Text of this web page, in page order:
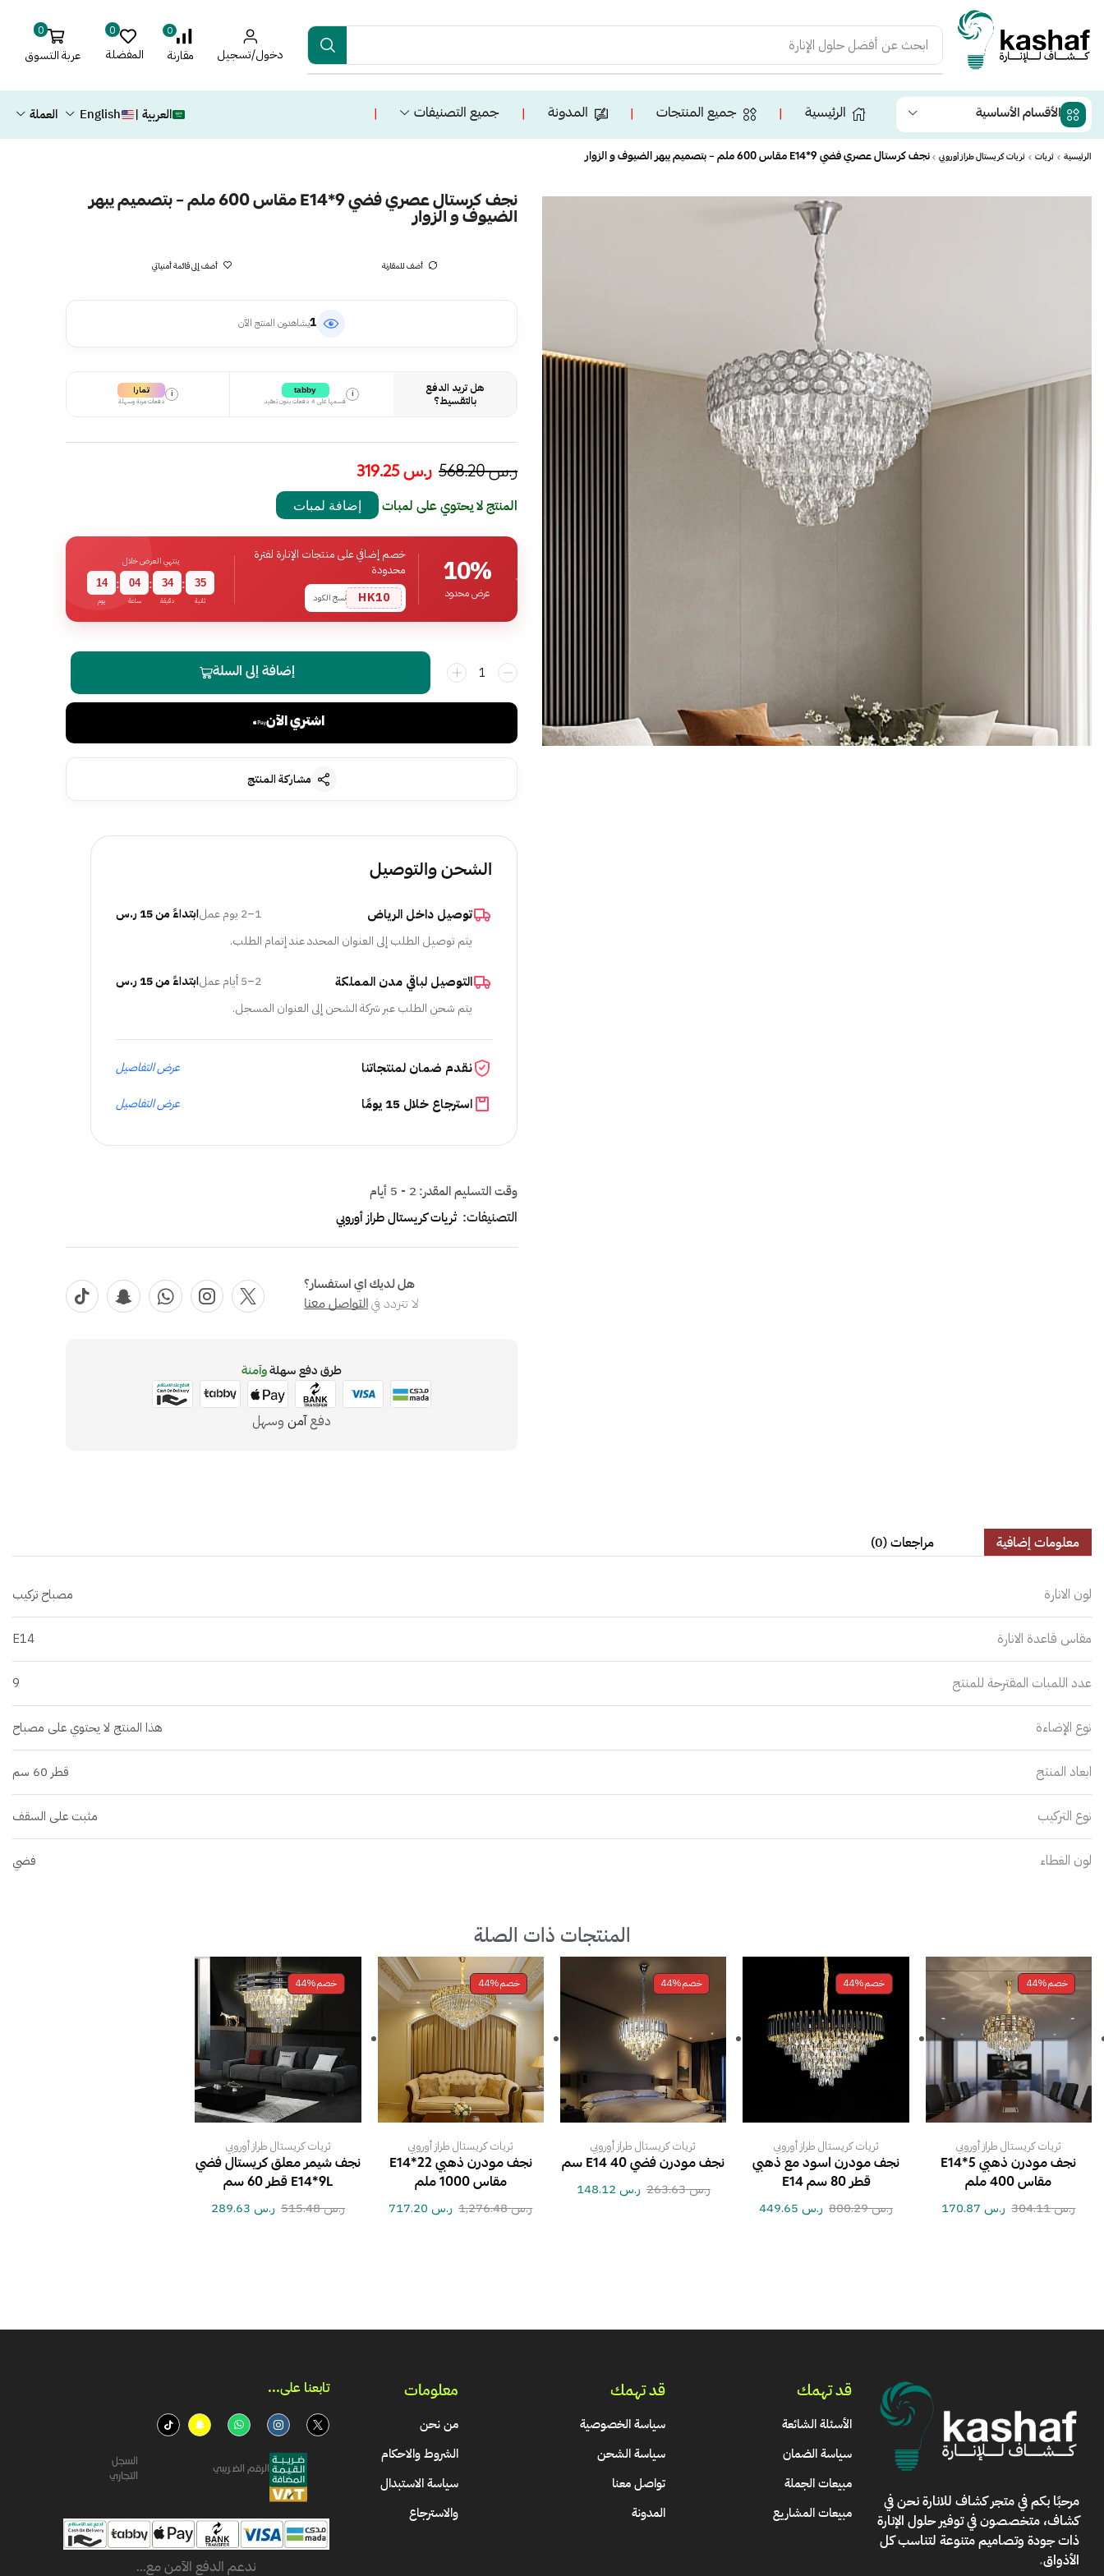
ابحث عن أفضل حلول الإنارة دخول/تسجيل
0
مقارنة
0
المفضلة
0
عربة التسوق
الأقسام الأساسية الرئيسية ❘ جميع المنتجات ❘ المدونة ❘ جميع التصنيفات ❘ العربية | English العملة
الرئيسية ثريات ثريات كريستال طراز أوروبي نجف كرستال عصري فضي E14*9 مقاس 600 ملم – بتصميم يبهر الضيوف و الزوار
نجف كرستال عصري فضي E14*9 مقاس 600 ملم – بتصميم يبهر
الضيوف و الزوار
أضف للمقارنة أضف إلى قائمة أمنياتي
1يشاهدون المنتج الآن
هل تريد الدفع
بالتقسيط؟
i
tabby
قسمها على 4 دفعات بدون تعقيد
i تمارا
دفعات مرنة وسهلة
ر.س568.20 ر.س319.25
المنتج لا يحتوي على لمبات إضافة لمبات
10%
عرض محدود
خصم إضافي على منتجات الإنارة لفترة
محدودة
HK10 نسخ الكود
ينتهي العرض خلال
14
يوم
: 04
ساعة
: 34
دقيقة
: 34
ثانية
إضافة إلى السلة
اشتري الآن
مشاركة المنتج
الشحن والتوصيل
توصيل داخل الرياض 1–2 يوم عمل
ابتداءً من 15 ر.س
يتم توصيل الطلب إلى العنوان المحدد عند إتمام الطلب.
التوصيل لباقي مدن المملكة 2–5 أيام عمل
ابتداءً من 15 ر.س
يتم شحن الطلب عبر شركة الشحن إلى العنوان المسجل.
نقدم ضمان لمنتجاتنا عرض التفاصيل
استرجاع خلال 15 يومًا عرض التفاصيل
وقت التسليم المقدر: 2 - 5 أيام
التصنيفات: ثريات كريستال طراز أوروبي
هل لديك اي استفسار؟
لا تتردد فيالتواصل معنا
طرق دفع سهلةوآمنة
دفعآمنوسهل
معلومات إضافية مراجعات (0)
لون الانارة مصباح تركيب
مقاس قاعدة الانارة E14
عدد اللمبات المقترحة للمنتج 9
نوع الإضاءة هذا المنتج لا يحتوي على مصباح
ابعاد المنتج قطر 60 سم
نوع التركيب مثبت على السقف
لون الغطاء فضي
المنتجات ذات الصلة
خصم44%
ثريات كريستال طراز أوروبي
نجف مودرن ذهبي E14*5
مقاس 400 ملم
ر.س304.11 ر.س
خصم44%
ثريات كريستال طراز أوروبي
نجف مودرن اسود مع ذهبي
قطر 80 سم E14
ر.س800.29 ر.س
خصم44%
ثريات كريستال طراز أوروبي
نجف مودرن فضي E14 40 سم
ر.س263.63 ر.س
خصم44%
ثريات كريستال طراز أوروبي
نجف مودرن ذهبي E14*22
مقاس 1000 ملم
ر.س1,276.48 ر.س
خصم44%
ثريات كريستال طراز أوروبي
نجف شيمر معلق كريستال فضي
E14*9L قطر 60 سم
ر.س515.48 ر.س
مرحبًا بكم فيمتجر كشاف للانارةنحن في
كشاف، متخصصون في توفير حلول الإنارة
ذات جودة وتصاميم متنوعة لتناسب كل
الأذواق.
قد تهمك
الأسئلة الشائعة
سياسة الضمان
مبيعات الجملة
مبيعات المشاريع
قد تهمك
سياسة الخصوصية
سياسة الشحن
تواصل معنا
المدونة
معلومات
من نحن
الشروط والاحكام
سياسة الاستبدال
والاسترجاع
تابعنا على...​
الرقم الضريبي
السجل
التجاري
ندعم الدفع الآمن مع...